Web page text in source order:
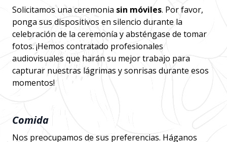
Solicitamos una ceremonia sin móviles. Por favor,
ponga sus dispositivos en silencio durante la
celebración de la ceremonía y absténgase de tomar
fotos. ¡Hemos contratado profesionales
audiovisuales que harán su mejor trabajo para
capturar nuestras lágrimas y sonrisas durante esos
momentos!
Comida
Nos preocupamos de sus preferencias. Háganos